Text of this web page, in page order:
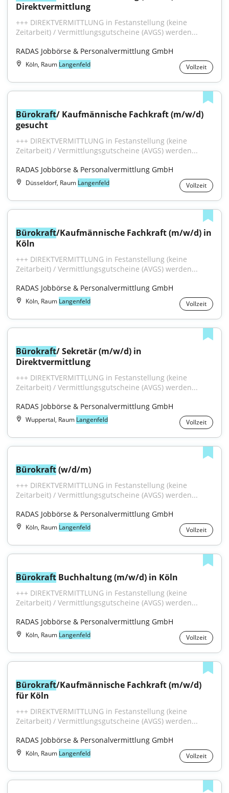
Direktvermittlung
+++ DIREKTVERMITTLUNG in Festanstellung (keine
Zeitarbeit) / Vermittlungsgutscheine (AVGS) werden...
RADAS Jobbörse & Personalvermittlung GmbH
Köln, Raum Langenfeld Vollzeit
Bürokraft/ Kaufmännische Fachkraft (m/w/d)
gesucht
+++ DIREKTVERMITTLUNG in Festanstellung (keine
Zeitarbeit) / Vermittlungsgutscheine (AVGS) werden...
RADAS Jobbörse & Personalvermittlung GmbH
Düsseldorf, Raum Langenfeld Vollzeit
Bürokraft/Kaufmännische Fachkraft (m/w/d) in
Köln
+++ DIREKTVERMITTLUNG in Festanstellung (keine
Zeitarbeit) / Vermittlungsgutscheine (AVGS) werden...
RADAS Jobbörse & Personalvermittlung GmbH
Köln, Raum Langenfeld Vollzeit
Bürokraft/ Sekretär (m/w/d) in
Direktvermittlung
+++ DIREKTVERMITTLUNG in Festanstellung (keine
Zeitarbeit) / Vermittlungsgutscheine (AVGS) werden...
RADAS Jobbörse & Personalvermittlung GmbH
Wuppertal, Raum Langenfeld Vollzeit
Bürokraft (w/d/m)
+++ DIREKTVERMITTLUNG in Festanstellung (keine
Zeitarbeit) / Vermittlungsgutscheine (AVGS) werden...
RADAS Jobbörse & Personalvermittlung GmbH
Köln, Raum Langenfeld Vollzeit
Bürokraft Buchhaltung (m/w/d) in Köln
+++ DIREKTVERMITTLUNG in Festanstellung (keine
Zeitarbeit) / Vermittlungsgutscheine (AVGS) werden...
RADAS Jobbörse & Personalvermittlung GmbH
Köln, Raum Langenfeld Vollzeit
Bürokraft/Kaufmännische Fachkraft (m/w/d)
für Köln
+++ DIREKTVERMITTLUNG in Festanstellung (keine
Zeitarbeit) / Vermittlungsgutscheine (AVGS) werden...
RADAS Jobbörse & Personalvermittlung GmbH
Köln, Raum Langenfeld Vollzeit